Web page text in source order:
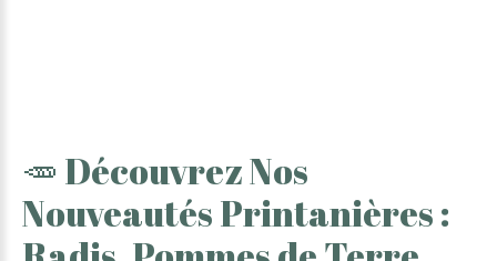
🥕 DécouvrezNos
NouveautésPrintanières: